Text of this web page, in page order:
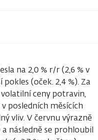
na 2,0 % r/r (2,6 % v
(oček. 2,4 %). Za
ceny potravin,
posledních měsících
vliv. V červnu výrazně
následně se prohloubil